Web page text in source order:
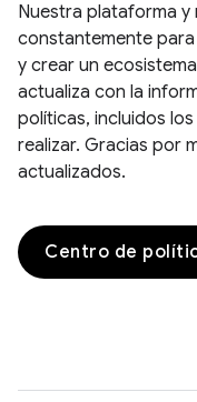
Nuestra plataforma
constantemente
y crear un
actualiza con la
políticas, incluidos
realizar. Gracias por
actualizados.